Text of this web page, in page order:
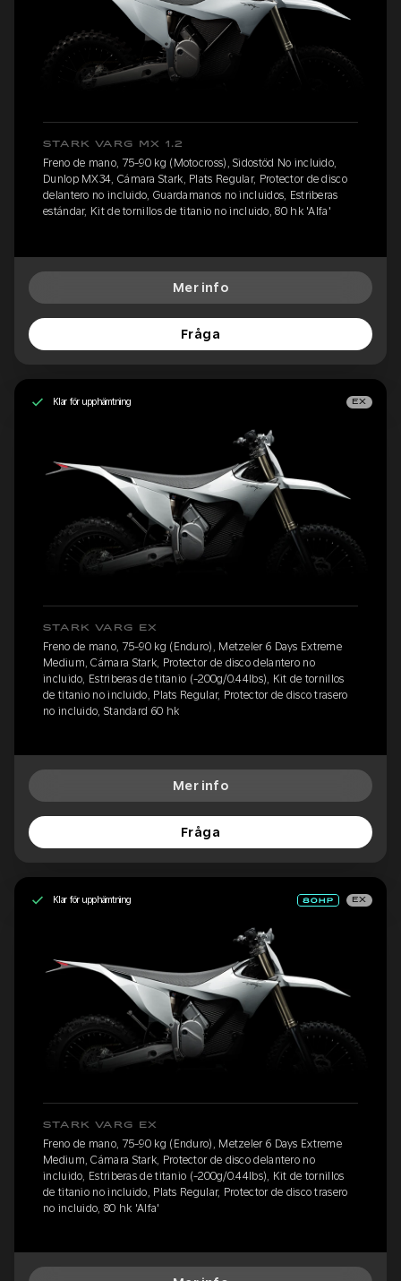
STARK VARG MX 1.2
Freno de mano, 75-90 kg (Motocross), Sidostöd No incluido,
Dunlop MX34, Cámara Stark, Plats Regular, Protector de disco
delantero no incluido, Guardamanos no incluidos, Estriberas
estándar, Kit de tornillos de titanio no incluido, 80 hk 'Alfa'
Mer info
Fråga
Klar för upphämtning EX
STARK VARG EX
Freno de mano, 75-90 kg (Enduro), Metzeler 6 Days Extreme
Medium, Cámara Stark, Protector de disco delantero no
incluido, Estriberas de titanio (-200g/0.44lbs), Kit de tornillos
de titanio no incluido, Plats Regular, Protector de disco trasero
no incluido, Standard 60 hk
Mer info
Fråga
Klar för upphämtning EX
STARK VARG EX
Freno de mano, 75-90 kg (Enduro), Metzeler 6 Days Extreme
Medium, Cámara Stark, Protector de disco delantero no
incluido, Estriberas de titanio (-200g/0.44lbs), Kit de tornillos
de titanio no incluido, Plats Regular, Protector de disco trasero
no incluido, 80 hk 'Alfa'